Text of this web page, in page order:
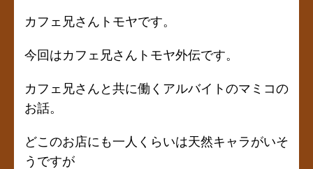
カフェ兄さんトモヤです。
今回はカフェ兄さんトモヤ外伝です。
カフェ兄さんと共に働くアルバイトのマミコの
お話。
どこのお店にも一人くらいは天然キャラがいそ
うですが